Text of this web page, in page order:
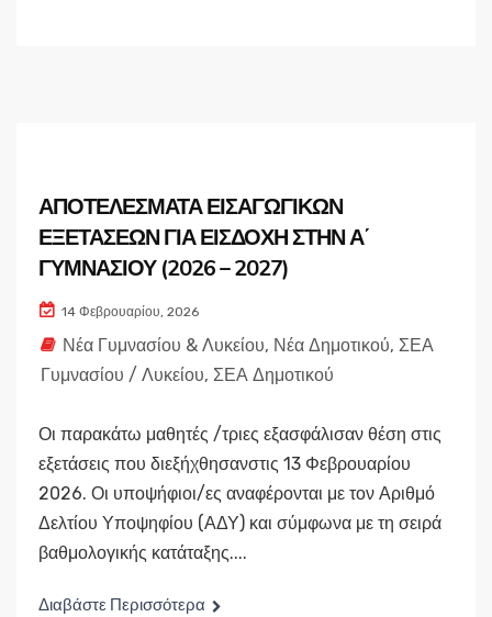
ΑΠΟΤΕΛΕΣΜΑΤΑ ΕΙΣΑΓΩΓΙΚΩΝ
ΕΞΕΤΑΣΕΩΝ ΓΙΑ ΕΙΣΔΟΧΗ ΣΤΗΝ Α΄
ΓΥΜΝΑΣΙΟΥ (2026 – 2027)
14 Φεβρουαρίου, 2026
Νέα Γυμνασίου & Λυκείου, Νέα Δημοτικού, ΣΕΑ
Γυμνασίου / Λυκείου, ΣΕΑ Δημοτικού
Οι παρακάτω μαθητές /τριες εξασφάλισαν θέση στις
εξετάσεις που διεξήχθησανστις 13 Φεβρουαρίου
2026. Οι υποψήφιοι/ες αναφέρονται με τον Αριθμό
Δελτίου Υποψηφίου (ΑΔΥ) και σύμφωνα με τη σειρά
βαθμολογικής κατάταξης....
Διαβάστε Περισσότερα